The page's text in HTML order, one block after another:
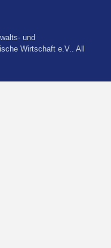
und
Wirtschaft e.V.. All